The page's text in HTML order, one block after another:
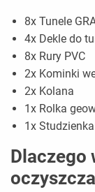
8x Tunele
4x Dekle do
8x Rury PVC
2x Kominki
2x Kolana
1x Rolka
1x
Dlaczego